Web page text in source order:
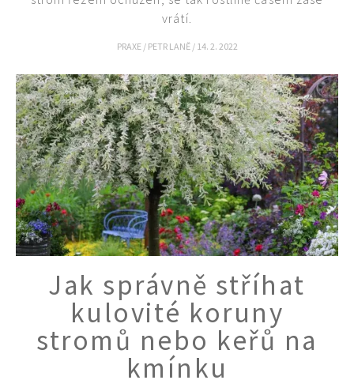
vrátí.
PRAXE / PETR LANĚ / 14. 2. 2022
Jak správně stříhat
kulovité koruny
stromů nebo keřů na
kmínku